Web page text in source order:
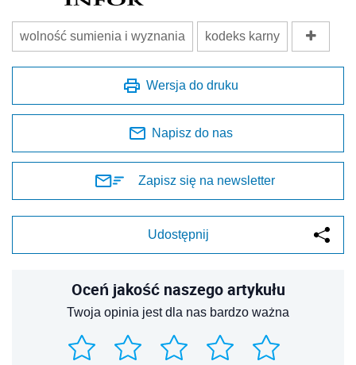
wolność sumienia i wyznania kodeks karny
Wersja do druku
Napisz do nas
Zapisz się na newsletter
Udostępnij
Oceń jakość naszego artykułu
Twoja opinia jest dla nas bardzo ważna